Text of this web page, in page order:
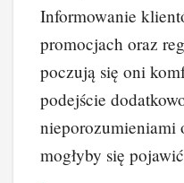
Informowanie
promocjach oraz
poczują się oni
podejście
nieporozumieniami
mogłyby się